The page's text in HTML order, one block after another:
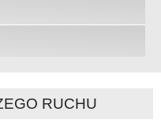
RUCHU